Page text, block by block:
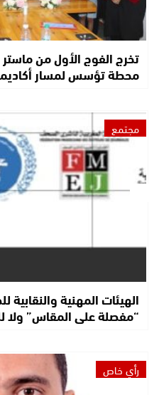
تخرج الفوج الأول من
محطة تؤسس لمسار
مجتمع
الهيئات المهنية والنقابية
“مفصلة على المقاس”
رأي خاص